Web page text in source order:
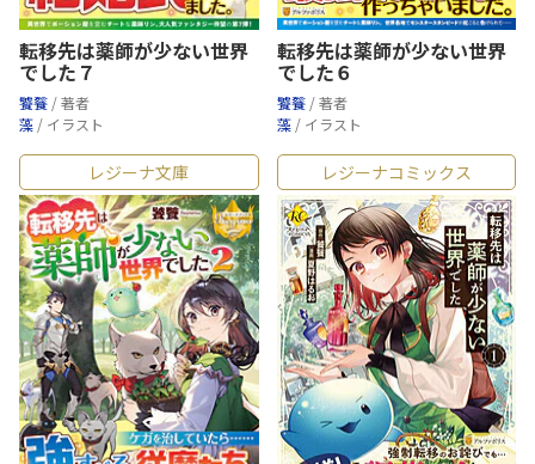
転移先は薬師が少ない世界
でした７
饕餮 / 著者
藻 / イラスト
転移先は薬師が少ない世界
でした６
饕餮 / 著者
藻 / イラスト
レジーナ文庫 レジーナコミックス